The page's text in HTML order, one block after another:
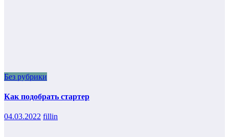
Без рубрики
Как подобрать стартер
04.03.2022 fillin